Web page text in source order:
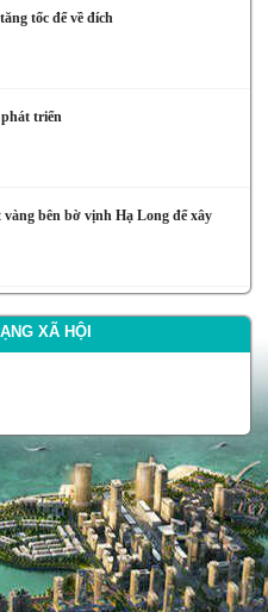
tốc để về đích
triển
bên bờ vịnh Hạ Long để xây
XÃ HỘI